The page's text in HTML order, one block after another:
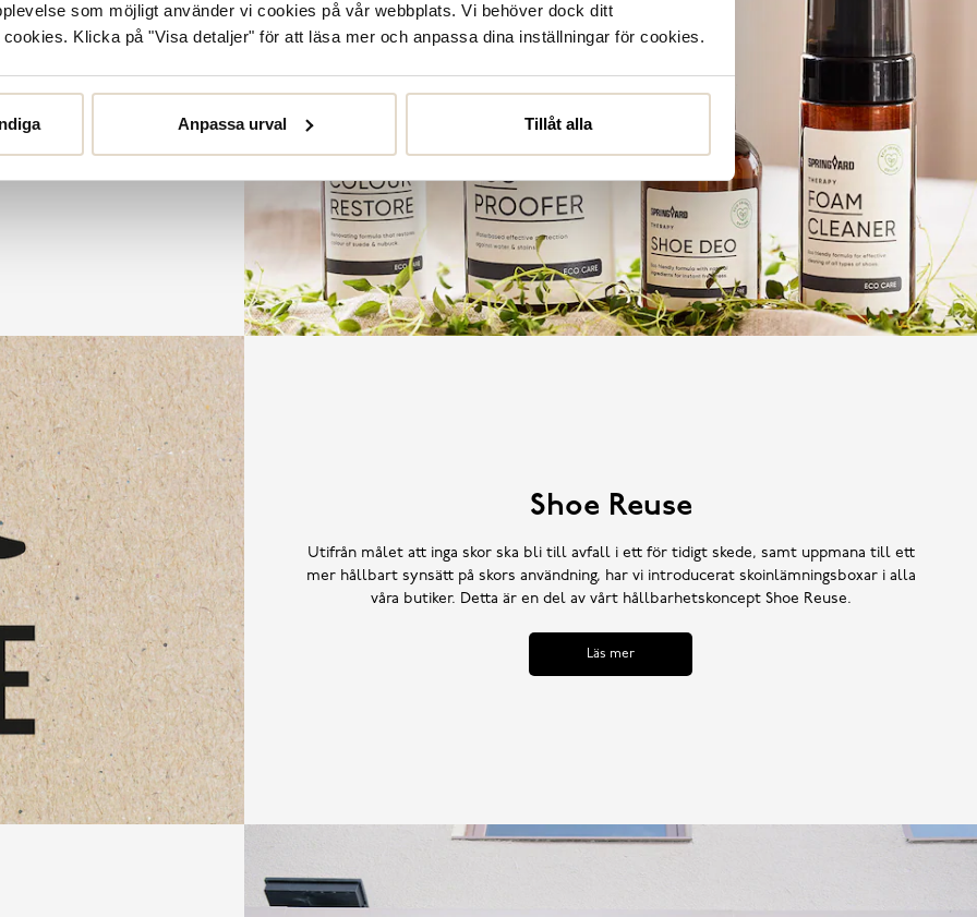
som möjligt använder vi cookies på vår webbplats. Vi behöver dock ditt
Klicka på "Visa detaljer" för att läsa mer och anpassa dina inställningar för cookies.
Anpassa urval Tillåt alla
livslängden på dina
Från rengöring och
tänkas behöva.
Shoe Reuse
Utifrån målet att inga skor ska bli till avfall i ett för tidigt skede, samt uppmana till ett
mer hållbart synsätt på skors användning, har vi introducerat skoinlämningsboxar i alla
våra butiker. Detta är en del av vårt hållbarhetskoncept Shoe Reuse.
Läs mer